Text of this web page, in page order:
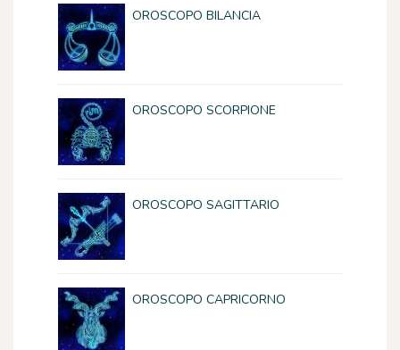
OROSCOPO BILANCIA
OROSCOPO SCORPIONE
OROSCOPO SAGITTARIO
OROSCOPO CAPRICORNO